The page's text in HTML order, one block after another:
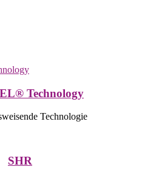
Technology
Technologie
SHR